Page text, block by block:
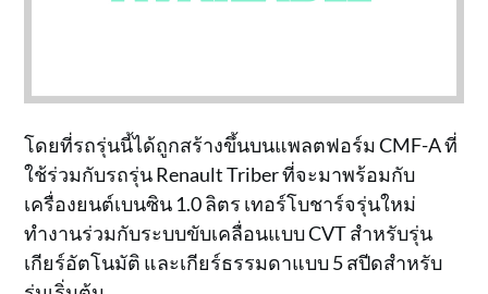
โดยที่รถรุ่นนี้ได้ถูกสร้างขึ้นบนแพลตฟอร์ม CMF-A ที่
ใช้ร่วมกับรถรุ่น Renault Triber ที่จะมาพร้อมกับ
เครื่องยนต์เบนซิน 1.0 ลิตร เทอร์โบชาร์จรุ่นใหม่
ทำงานร่วมกับระบบขับเคลื่อนแบบ CVT สำหรับรุ่น
เกียร์อัตโนมัติ และเกียร์ธรรมดาแบบ 5 สปีดสำหรับ